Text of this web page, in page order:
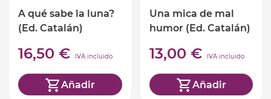
A qué sabe la luna?
(Ed. Catalán)
16,50 € IVA incluido
Añadir
Una mica de mal
humor (Ed. Catalán)
13,00 € IVA incluido
Añadir